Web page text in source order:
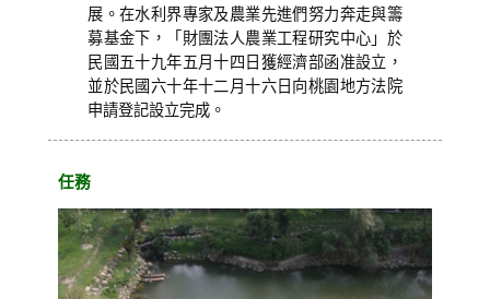
展。在水利界專家及農業先進們努力奔走與籌
募基金下，「財團法人農業工程研究中心」於
民國五十九年五月十四日獲經濟部函准設立，
並於民國六十年十二月十六日向桃園地方法院
申請登記設立完成。
任務